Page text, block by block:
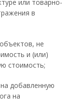
или товарно-
в
не
и (или)
стоимость;
добавленную
на